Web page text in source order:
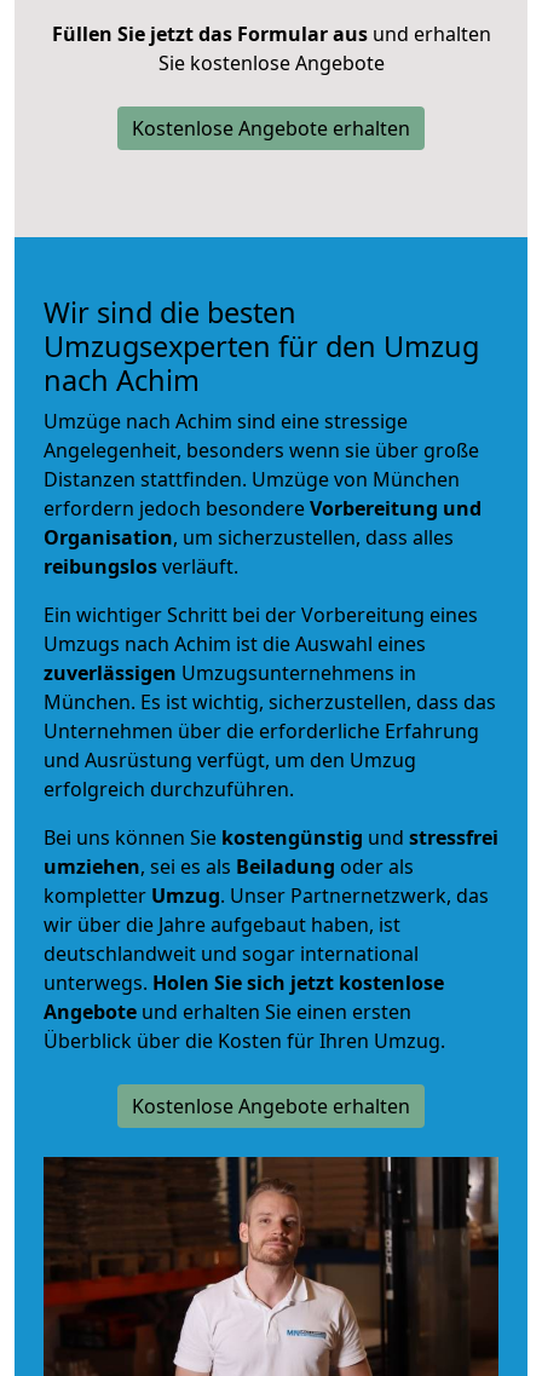
Füllen Sie jetzt das Formular ausund erhalten
Sie kostenlose Angebote
Kostenlose Angebote erhalten
Wir sind die besten
Umzugsexperten für den Umzug
nach Achim
Umzüge nach Achim sind eine stressige
Angelegenheit, besonders wenn sie über große
Distanzen stattfinden. Umzüge von München
erfordern jedoch besondereVorbereitung und
Organisation, um sicherzustellen, dass alles
reibungslosverläuft.
Ein wichtiger Schritt bei der Vorbereitung eines
Umzugs nach Achim ist die Auswahl eines
zuverlässigen Umzugsunternehmens in
München. Es ist wichtig, sicherzustellen, dass das
Unternehmen über die erforderliche Erfahrung
und Ausrüstung verfügt, um den Umzug
erfolgreich durchzuführen.
Bei uns können Sie kostengünstig und stressfrei
umziehen, sei es als Beiladung oder als
kompletter Umzug. Unser Partnernetzwerk, das
wir über die Jahre aufgebaut haben, ist
deutschlandweit und sogar international
unterwegs. Holen Sie sich jetzt kostenlose
Angebote und erhalten Sie einen ersten
Überblick über die Kosten für Ihren Umzug.
Kostenlose Angebote erhalten